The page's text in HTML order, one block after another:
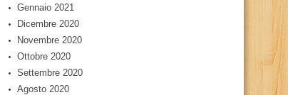
Gennaio 2021
Dicembre 2020
Novembre 2020
Ottobre 2020
Settembre 2020
Agosto 2020